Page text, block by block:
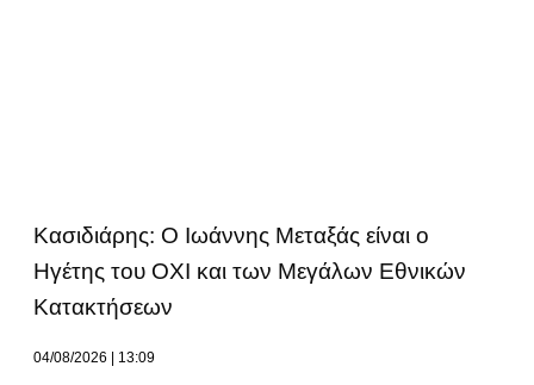
Κασιδιάρης: Ο Ιωάννης Μεταξάς είναι ο
Ηγέτης του ΟΧΙ και των Μεγάλων Εθνικών
Κατακτήσεων
04/08/2026 13:09